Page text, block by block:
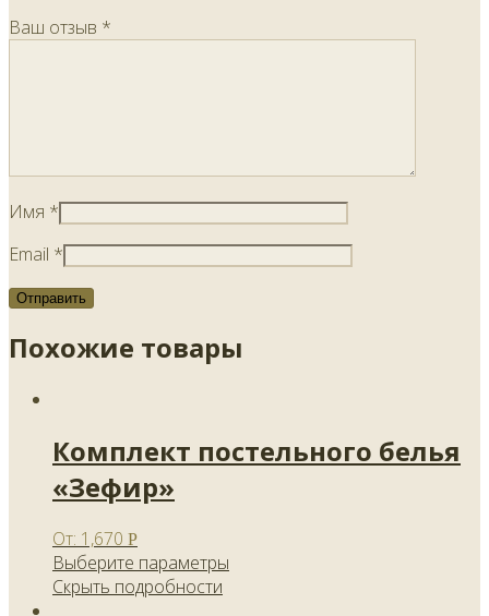
Ваш отзыв *
Имя *
Email *
Похожие товары
Комплект постельного белья
«Зефир»
От: 1,670 Р
Выберите параметры
Скрыть подробности